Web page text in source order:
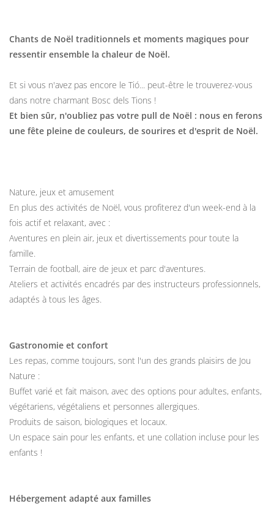
Chants de Noël traditionnels et moments magiques pour
ressentir ensemble la chaleur de Noël.
Et si vous n'avez pas encore le Tió... peut-être le trouverez-vous
dans notre charmant Bosc dels Tions !
Et bien sûr, n'oubliez pas votre pull de Noël : nous en ferons
une fête pleine de couleurs, de sourires et d'esprit de Noël.
Nature, jeux et amusement
En plus des activités de Noël, vous profiterez d'un week-end à la
fois actif et relaxant, avec :
Aventures en plein air, jeux et divertissements pour toute la
famille.
Terrain de football, aire de jeux et parc d'aventures.
Ateliers et activités encadrés par des instructeurs professionnels,
adaptés à tous les âges.
Gastronomie et confort
Les repas, comme toujours, sont l'un des grands plaisirs de Jou
Nature :
Buffet varié et fait maison, avec des options pour adultes, enfants,
végétariens, végétaliens et personnes allergiques.
Produits de saison, biologiques et locaux.
Un espace sain pour les enfants, et une collation incluse pour les
enfants !
Hébergement adapté aux familles